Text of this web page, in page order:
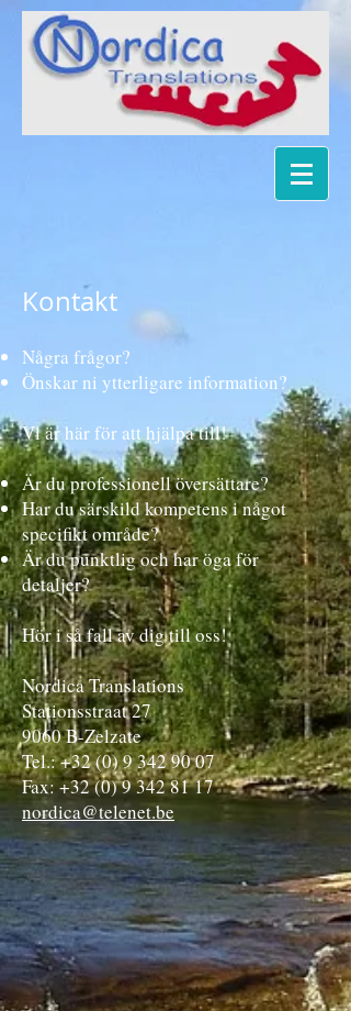
Kontakt
Några frågor?
Önskar ni ytterligare information?
Vi är här för att hjälpa till!
Är du professionell översättare?
Har du särskild kompetens i något
specifikt område?
Är du punktlig och har öga för
detaljer?
Hör i så fall av dig till oss!
Nordica Translations
Stationsstraat 27
9060 B-Zelzate
Tel.: +32 (0) 9 342 90 07
Fax: +32 (0) 9 342 81 17
nordica@telenet.be